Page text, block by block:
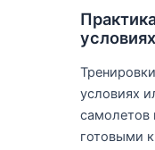
условиях
условиях
самолетов
готовыми